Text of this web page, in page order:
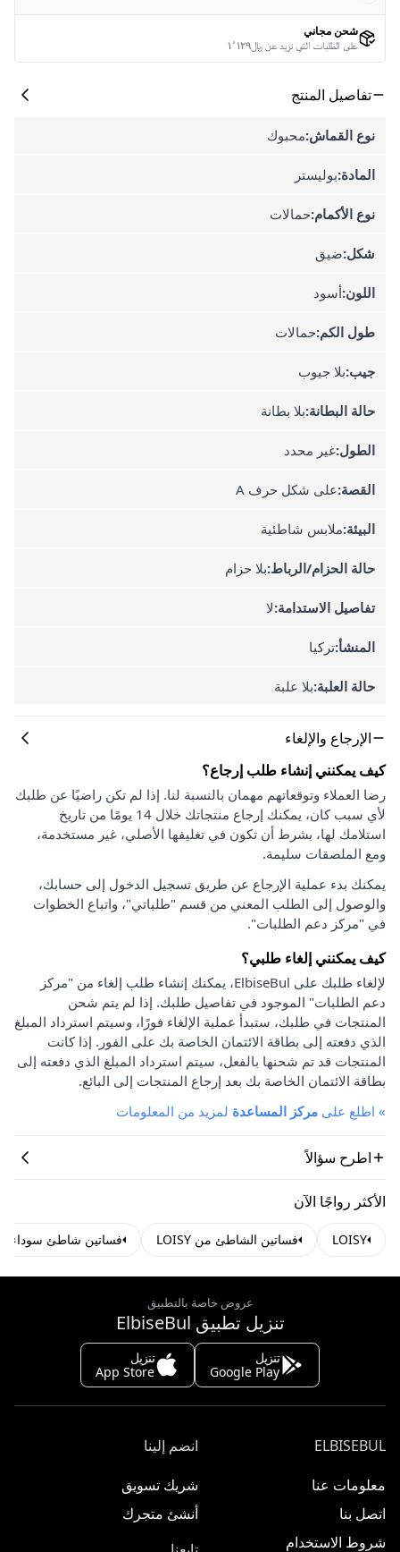
شحن مجاني
على الطلبات التي تزيد عن ﷼١٬١٢٩
تفاصيل المنتج
نوع القماش:محبوك
المادة:بوليستر
نوع الأكمام:حمالات
شكل:ضيق
اللون:أسود
طول الكم:حمالات
جيب:بلا جيوب
حالة البطانة:بلا بطانة
الطول:غير محدد
القصة:على شكل حرف A
البيئة:ملابس شاطئية
حالة الحزام/الرباط:بلا حزام
تفاصيل الاستدامة:لا
المنشأ:تركيا
حالة العلبة:بلا علبة
الإرجاع والإلغاء
كيف يمكنني إنشاء طلب إرجاع؟
رضا العملاء وتوقعاتهم مهمان بالنسبة لنا. إذا لم تكن راضيًا عن طلبك
لأي سبب كان، يمكنك إرجاع منتجاتك خلال 14 يومًا من تاريخ
استلامك لها، بشرط أن تكون في تغليفها الأصلي، غير مستخدمة،
ومع الملصقات سليمة.
يمكنك بدء عملية الإرجاع عن طريق تسجيل الدخول إلى حسابك،
والوصول إلى الطلب المعني من قسم "طلباتي"، واتباع الخطوات
في "مركز دعم الطلبات".
كيف يمكنني إلغاء طلبي؟
لإلغاء طلبك على ElbiseBul، يمكنك إنشاء طلب إلغاء من "مركز
دعم الطلبات" الموجود في تفاصيل طلبك. إذا لم يتم شحن
المنتجات في طلبك، ستبدأ عملية الإلغاء فورًا، وسيتم استرداد المبلغ
الذي دفعته إلى بطاقة الائتمان الخاصة بك على الفور. إذا كانت
المنتجات قد تم شحنها بالفعل، سيتم استرداد المبلغ الذي دفعته إلى
بطاقة الائتمان الخاصة بك بعد إرجاع المنتجات إلى البائع.
» اطلع على مركز المساعدة لمزيد من المعلومات
اطرح سؤالاً
الأكثر رواجًا الآن
LOISY فساتين الشاطئ من LOISY فساتين شاطئ سوداء
عروض خاصة بالتطبيق
تنزيل تطبيق ElbiseBul
تنزيل
Google Play
تنزيل
App Store
ELBISEBUL
معلومات عنا
اتصل بنا
شروط الاستخدام
انضم إلينا
شريك تسويق
أنشئ متجرك